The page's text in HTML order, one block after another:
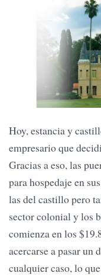
Hoy, estancia y
empresario que
Gracias a eso, las
para hospedaje en
las del castillo pero
sector colonial y los
comienza en los
acercarse a pasar un
cualquier caso, lo